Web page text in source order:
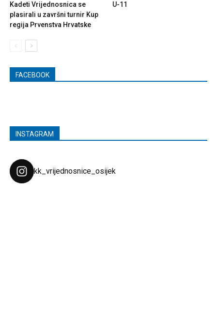
Kadeti Vrijednosnica se
plasirali u završni turnir Kup
regija Prvenstva Hrvatske
U-11
FACEBOOK
INSTAGRAM
kk_vrijednosnice_osijek